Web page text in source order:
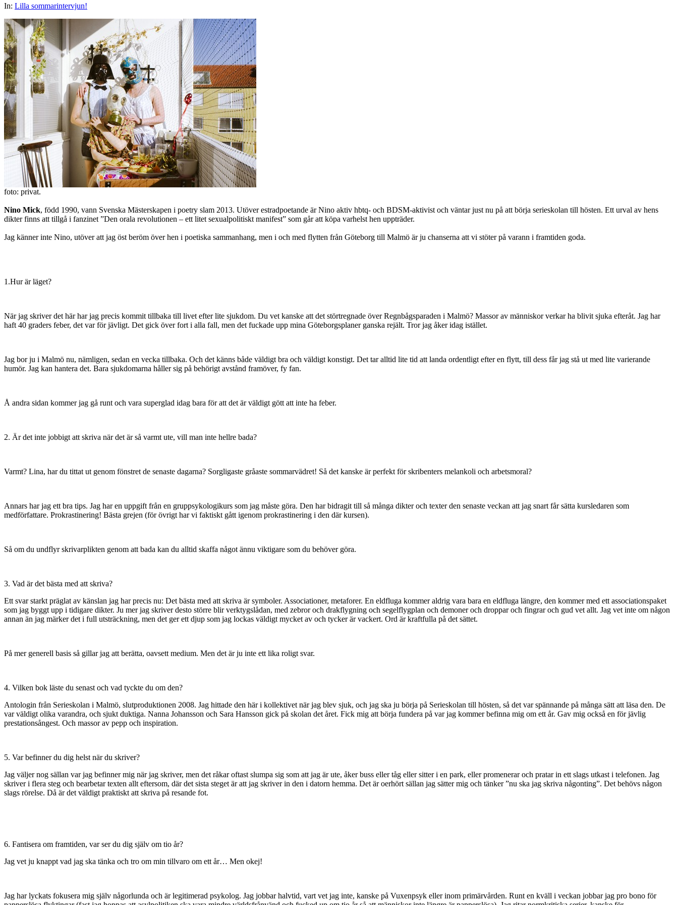
In: Lilla sommarintervjun!
foto: privat.
Nino Mick, född 1990, vann Svenska Mästerskapen i poetry slam 2013. Utöver estradpoetande är Nino aktiv hbtq- och BDSM-aktivist och väntar just nu på att börja serieskolan till hösten. Ett urval av hens
dikter finns att tillgå i fanzinet ”Den orala revolutionen – ett litet sexualpolitiskt manifest” som går att köpa varhelst hen uppträder.
Jag känner inte Nino, utöver att jag öst beröm över hen i poetiska sammanhang, men i och med flytten från Göteborg till Malmö är ju chanserna att vi stöter på varann i framtiden goda.
1.Hur är läget?
När jag skriver det här har jag precis kommit tillbaka till livet efter lite sjukdom. Du vet kanske att det störtregnade över Regnbågsparaden i Malmö? Massor av människor verkar ha blivit sjuka efteråt. Jag har
haft 40 graders feber, det var för jävligt. Det gick över fort i alla fall, men det fuckade upp mina Göteborgsplaner ganska rejält. Tror jag åker idag istället.
Jag bor ju i Malmö nu, nämligen, sedan en vecka tillbaka. Och det känns både väldigt bra och väldigt konstigt. Det tar alltid lite tid att landa ordentligt efter en flytt, till dess får jag stå ut med lite varierande
humör. Jag kan hantera det. Bara sjukdomarna håller sig på behörigt avstånd framöver, fy fan.
Å andra sidan kommer jag gå runt och vara superglad idag bara för att det är väldigt gött att inte ha feber.
2. Är det inte jobbigt att skriva när det är så varmt ute, vill man inte hellre bada?
Varmt? Lina, har du tittat ut genom fönstret de senaste dagarna? Sorgligaste gråaste sommarvädret! Så det kanske är perfekt för skribenters melankoli och arbetsmoral?
Annars har jag ett bra tips. Jag har en uppgift från en gruppsykologikurs som jag måste göra. Den har bidragit till så många dikter och texter den senaste veckan att jag snart får sätta kursledaren som
medförfattare. Prokrastinering! Bästa grejen (för övrigt har vi faktiskt gått igenom prokrastinering i den där kursen).
Så om du undflyr skrivarplikten genom att bada kan du alltid skaffa något ännu viktigare som du behöver göra.
3. Vad är det bästa med att skriva?
Ett svar starkt präglat av känslan jag har precis nu: Det bästa med att skriva är symboler. Associationer, metaforer. En eldfluga kommer aldrig vara bara en eldfluga längre, den kommer med ett associationspaket
som jag byggt upp i tidigare dikter. Ju mer jag skriver desto större blir verktygslådan, med zebror och drakflygning och segelflygplan och demoner och droppar och fingrar och gud vet allt. Jag vet inte om någon
annan än jag märker det i full utsträckning, men det ger ett djup som jag lockas väldigt mycket av och tycker är vackert. Ord är kraftfulla på det sättet.
På mer generell basis så gillar jag att berätta, oavsett medium. Men det är ju inte ett lika roligt svar.
4. Vilken bok läste du senast och vad tyckte du om den?
Antologin från Serieskolan i Malmö, slutproduktionen 2008. Jag hittade den här i kollektivet när jag blev sjuk, och jag ska ju börja på Serieskolan till hösten, så det var spännande på många sätt att läsa den. De
var väldigt olika varandra, och sjukt duktiga. Nanna Johansson och Sara Hansson gick på skolan det året. Fick mig att börja fundera på var jag kommer befinna mig om ett år. Gav mig också en för jävlig
prestationsångest. Och massor av pepp och inspiration.
5. Var befinner du dig helst när du skriver?
Jag väljer nog sällan var jag befinner mig när jag skriver, men det råkar oftast slumpa sig som att jag är ute, åker buss eller tåg eller sitter i en park, eller promenerar och pratar in ett slags utkast i telefonen. Jag
skriver i flera steg och bearbetar texten allt eftersom, där det sista steget är att jag skriver in den i datorn hemma. Det är oerhört sällan jag sätter mig och tänker ”nu ska jag skriva någonting”. Det behövs någon
slags rörelse. Då är det väldigt praktiskt att skriva på resande fot.
6. Fantisera om framtiden, var ser du dig själv om tio år?
Jag vet ju knappt vad jag ska tänka och tro om min tillvaro om ett år… Men okej!
Jag har lyckats fokusera mig själv någorlunda och är legitimerad psykolog. Jag jobbar halvtid, vart vet jag inte, kanske på Vuxenpsyk eller inom primärvården. Runt en kväll i veckan jobbar jag pro bono för